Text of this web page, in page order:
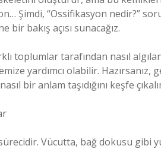
Şimdi, “Ossifikasyon nedir?”
bakış açısı sunacağız.
toplumlar tarafından nasıl
yardımcı olabilir.
bir anlam taşıdığını keşfe
Vücutta, bağ dokusu gibi